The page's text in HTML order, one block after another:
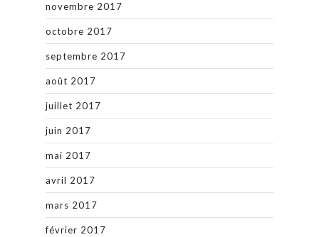
novembre 2017
octobre 2017
septembre 2017
août 2017
juillet 2017
juin 2017
mai 2017
avril 2017
mars 2017
février 2017